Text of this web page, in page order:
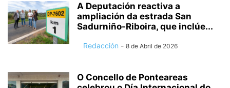
A Deputación reactiva a
ampliación da estrada San
Sadurniño-Riboira, que inclúe...
Redacción - 8 de Abril de 2026
O Concello de Ponteareas